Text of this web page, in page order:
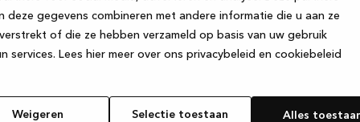
deze gegevens combineren met andere informatie die u aan ze
of die ze hebben verzameld op basis van uw gebruik
services. Lees hier meer over ons privacybeleid en cookiebeleid
Weigeren Selectie toestaan Alles
has occurred while loadingwww.kvik.nl (see the